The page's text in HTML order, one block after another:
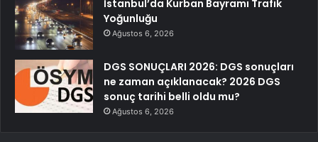
İstanbul’da Kurban Bayramı Trafik
Yoğunluğu
Ağustos 6, 2026
DGS SONUÇLARI 2026: DGS sonuçları
ne zaman açıklanacak? 2026 DGS
sonuç tarihi belli oldu mu?
Ağustos 6, 2026